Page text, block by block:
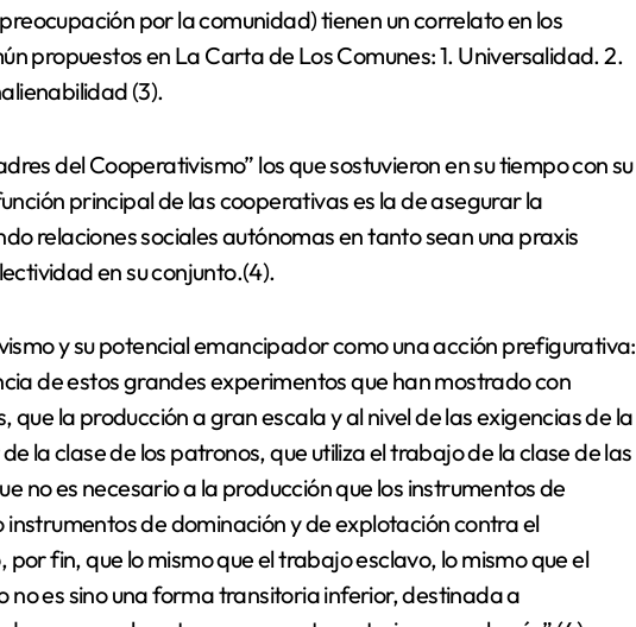
por la comunidad) tienen un correlato en los
propuestos en La Carta de Los Comunes: 1. Universalidad. 2.
(3).
del Cooperativismo” los que sostuvieron en su tiempo con su
principal de las cooperativas es la de asegurar la
relaciones sociales autónomas en tanto sean una praxis
en su conjunto.(4).
y su potencial emancipador como una acción prefigurativa:
de estos grandes experimentos que han mostrado con
que la producción a gran escala y al nivel de las exigencias de la
la clase de los patronos, que utiliza el trabajo de la clase de las
no es necesario a la producción que los instrumentos de
de dominación y de explotación contra el
fin, que lo mismo que el trabajo esclavo, lo mismo que el
es sino una forma transitoria inferior, destinada a